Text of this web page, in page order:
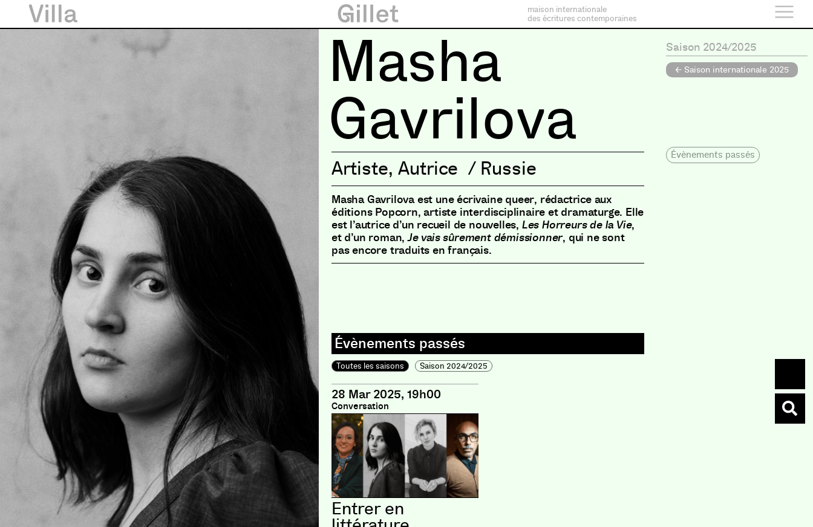
maison internationale
des écritures contemporaines
Masha
Gavrilova
Artiste, Autrice / Russie
Masha Gavrilova est une écrivaine queer, rédactrice aux
éditions Popcorn, artiste interdisciplinaire et dramaturge. Elle
est l’autrice d’un recueil de nouvelles, Les Horreurs de la Vie,
et d’un roman,Je vais sûrement démissionner, qui ne sont
pas encore traduits en français.
Toutes les saisons Saison 2024/2025
28 Mar 2025, 19h00
Conversation
Entrer en
Saison 2024/2025
← Saison internationale 2025
Évènements passés